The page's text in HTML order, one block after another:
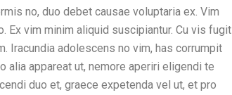
no, duo debet causae voluptaria ex. Vim
vim minim aliquid suscipiantur. Cu vis fugit
Iracundia adolescens no vim, has corrumpit
alia appareat ut, nemore aperiri eligendi te
duo et, graece expetenda vel ut, et pro